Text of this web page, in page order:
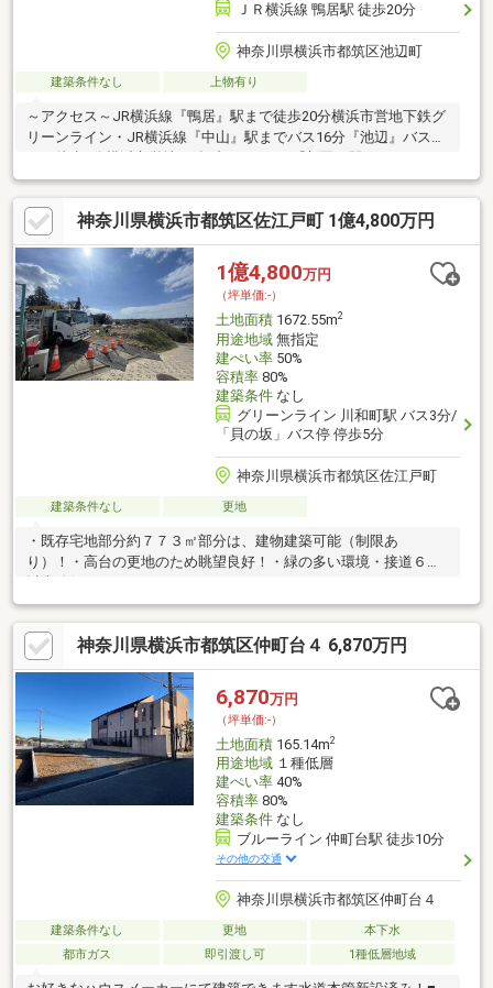
ＪＲ横浜線 鴨居駅 徒歩20分
神奈川県横浜市都筑区池辺町
建築条件なし 上物有り
～アクセス～JR横浜線『鴨居』駅まで徒歩20分横浜市営地下鉄グ
リーンライン・JR横浜線『中山』駅までバス16分『池辺』バス停
分『池辺』バス停まで徒歩7分～おすすめポイント～・土地面積：
297.70㎡・建ぺい率：60％／容積率200％・幅員：約6.3ｍ／接
面：約9.0ｍ・建築条件付き土地ではないためお好きなハウスメー
カーで建築可能！・小学校や中学校、公園まで徒歩10分以内でお
子様も安心！・『ららぽーと横浜』まで徒歩11分！
神奈川県横浜市都筑区佐江戸町 1億4,800万円
1億4,800万円
（坪単価:-）
土地面積1672.55m2
用途地域無指定
建ぺい率50%
容積率80%
建築条件なし
グリーンライン 川和町駅 バス3分/
「貝の坂」バス停 停歩5分
神奈川県横浜市都筑区佐江戸町
建築条件なし 更地
・既存宅地部分約７７３㎡部分は、建物建築可能（制限あ
り）！・高台の更地のため眺望良好！・緑の多い環境・接道６ｍ
以上確保
神奈川県横浜市都筑区仲町台４ 6,870万円
6,870万円
（坪単価:-）
土地面積165.14m2
用途地域１種低層
建ぺい率40%
容積率80%
建築条件なし
ブルーライン 仲町台駅 徒歩10分
その他の交通
神奈川県横浜市都筑区仲町台４
建築条件なし 更地
本下水
都市ガス
即引渡し可 1種低層地域